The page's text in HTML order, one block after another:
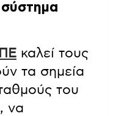
σύστημα
καλεί τους
τα σημεία
του
να